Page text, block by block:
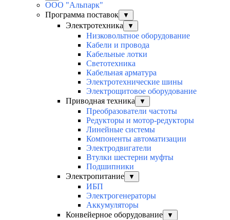
ООО "Альпарк"
Программа поставок
▼
Электротехника ▼
Низковольтное оборудование
Кабели и провода
Кабельные лотки
Светотехника
Кабельная арматура
Электротехнические шины
Электрощитовое оборудование
Приводная техника
▼
Преобразователи частоты
Редукторы и мотор-редукторы
Линейные системы
Компоненты автоматизации
Электродвигатели
Втулки шестерни муфты
Подшипники
Электропитание
▼
ИБП
Электрогенераторы
Аккумуляторы
Конвейерное оборудование
▼